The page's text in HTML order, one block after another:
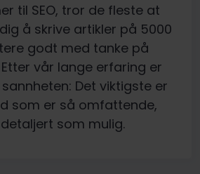
til SEO, tror de fleste at
å skrive artikler på 5000
godt med tanke på
vår lange erfaring er
Det viktigste er
som er så omfattende,
som mulig.